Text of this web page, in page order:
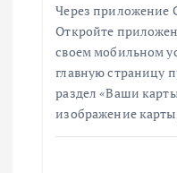
Через приложение
Откройте
своем мобильном
главную страницу
раздел «Ваши
изображение